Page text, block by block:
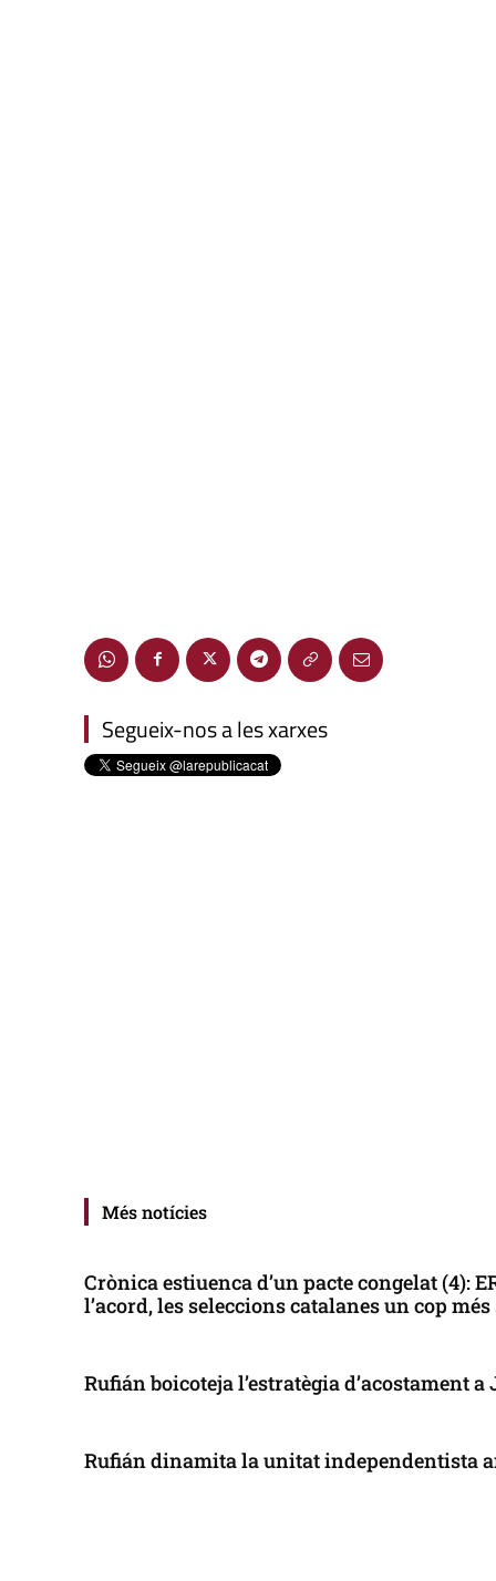
Segueix-nos a les xarxes
Més notícies
Crònica estiuenca d’un pacte congelat (4):
l’acord, les seleccions catalanes un cop
Rufián boicoteja l’estratègia d’acostament
Rufián dinamita la unitat independentista